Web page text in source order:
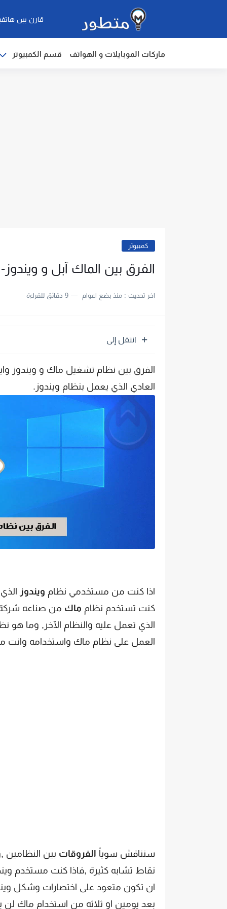
قارن بين
ماركات الموبايلات و الهواتف قسم الكمبيوتر
كمبيوتر
الفرق بين الماك آبل و
اخر تحديث : منذ بضع اعوام 9 دقائق للقراءة
انتقل إلى
الفرق بين نظام تشغيل ماك و ويندوز
العادي الذي يعمل بنظام ويندوز.
اذا كنت من مستخدمي نظام ويندوز
كنت تستخدم نظام ماك من صناعه شركة
الذي تعمل عليه والنظام الآخر, وما هو
العمل على نظام ماك واستخدامه وانت
سنناقش سوياً الفروقات بين النظامين
نقاط تشابه كثيرة ,فاذا كنت مستخدم
ان تكون متعود على اختصارات وشكل
بعد يومين او ثلاثه من استخدام ماك